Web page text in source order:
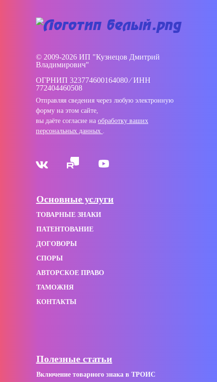
© 2009-2026 ИП "Кузнецов Дмитрий
Владимирович"
ОГРНИП 323774600164080 ⁄ ИНН
772404460508
Отправляя сведения через любую электронную
форму на этом сайте,
вы даёте согласие на обработку ваших
персональных данных .
Основные услуги
ТОВАРНЫЕ ЗНАКИ
ПАТЕНТОВАНИЕ
ДОГОВОРЫ
СПОРЫ
АВТОРСКОЕ ПРАВО
ТАМОЖНЯ
КОНТАКТЫ
Полезные статьи
Включение товарного знака в ТРОИС